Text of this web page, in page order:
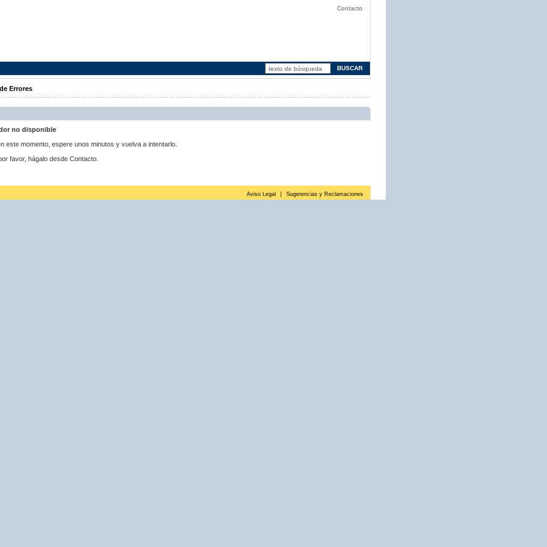
Contacto
Errores
no disponible
este momento, espere unos minutos y vuelva a intentarlo.
favor, hágalo desde Contacto.
Aviso Legal Sugerencias y Reclamaciones